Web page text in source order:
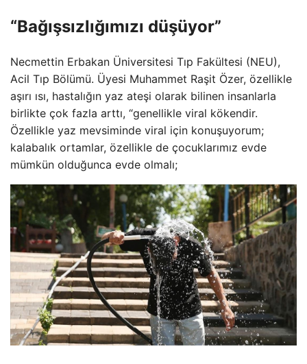
“Bağışsızlığımızı düşüyor”
Necmettin Erbakan Üniversitesi Tıp Fakültesi (NEU),
Acil Tıp Bölümü. Üyesi Muhammet Raşit Özer, özellikle
aşırı ısı, hastalığın yaz ateşi olarak bilinen insanlarla
birlikte çok fazla arttı, “genellikle viral kökendir.
Özellikle yaz mevsiminde viral için konuşuyorum;
kalabalık ortamlar, özellikle de çocuklarımız evde
mümkün olduğunca evde olmalı;